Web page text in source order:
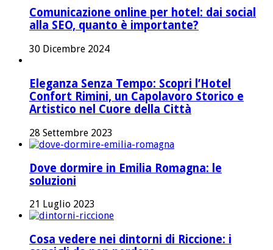
Comunicazione online per hotel: dai social
alla SEO, quanto è importante?
30 Dicembre 2024
Eleganza Senza Tempo: Scopri l’Hotel
Confort Rimini, un Capolavoro Storico e
Artistico nel Cuore della Città
28 Settembre 2023
Dove dormire in Emilia Romagna: le
soluzioni
21 Luglio 2023
Cosa vedere nei dintorni di Riccione: i